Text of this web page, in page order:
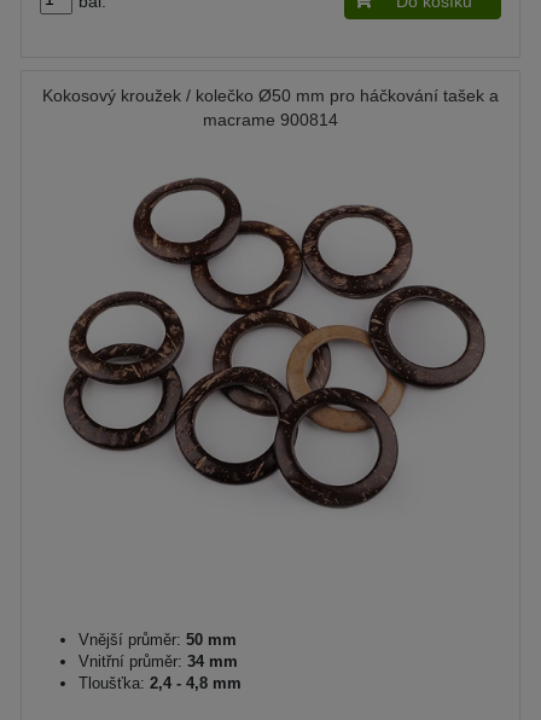
Kokosový kroužek / kolečko Ø50 mm pro háčkování tašek a
macrame 900814
Vnější průměr: 50 mm
Vnitřní průměr: 34 mm
Tloušťka: 2,4 - 4,8 mm